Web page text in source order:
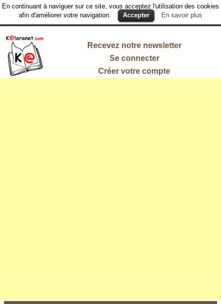
En continuant à naviguer sur ce site, vous acceptez l'utilisation des cookies
afin d'améliorer votre navigation.
Accepter En savoir plus
Recevez notre newsletter
Se connecter
Créer votre compte